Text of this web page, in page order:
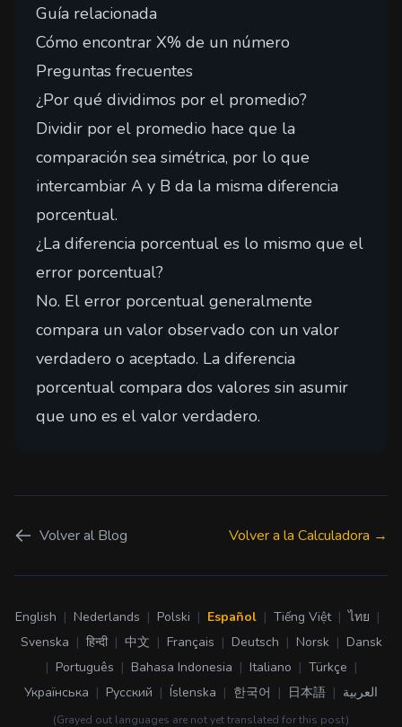
Guía relacionada
Cómo encontrar X% de un número
Preguntas frecuentes
¿Por qué dividimos por el promedio?
Dividir por el promedio hace que la
comparación sea simétrica, por lo que
intercambiar A y B da la misma diferencia
porcentual.
¿La diferencia porcentual es lo mismo que el
error porcentual?
No. El error porcentual generalmente
compara un valor observado con un valor
verdadero o aceptado. La diferencia
porcentual compara dos valores sin asumir
que uno es el valor verdadero.
Volver al Blog Volver a la Calculadora →
English | Nederlands | Polski | Español | Tiếng Việt | ไทย |
Svenska | हिन्दी | 中文 | Français | Deutsch | Norsk | Dansk
| Português | Bahasa Indonesia | Italiano | Türkçe |
Українська | Русский | Íslenska | 한국어 | 日本語 | العربية
(Grayed out languages are not yet translated for this post)